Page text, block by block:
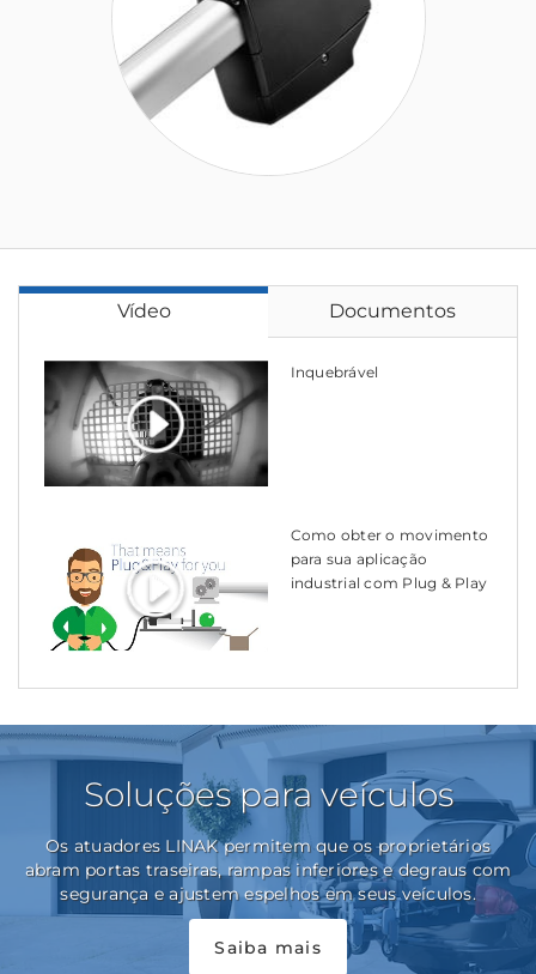
Vídeo Documentos
Inquebrável
Como obter o movimento
para sua aplicação
industrial com Plug & Play
Soluções para veículos
Os atuadores LINAK permitem que os proprietários
abram portas traseiras, rampas inferiores e degraus com
segurança e ajustem espelhos em seus veículos.
Saiba mais